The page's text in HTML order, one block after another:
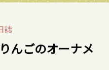
誌
んごのオーナメ